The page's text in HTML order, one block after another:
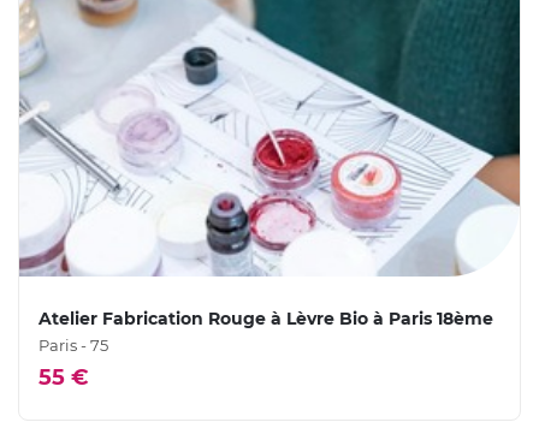
Atelier Fabrication Rouge à Lèvre Bio à Paris 18ème
Paris - 75
55 €